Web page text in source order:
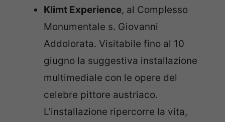
Klimt Experience, al Complesso
Monumentale s. Giovanni
Addolorata. Visitabile fino al 10
giugno la suggestiva installazione
multimediale con le opere del
celebre pittore austriaco.
L’installazione ripercorre la vita,